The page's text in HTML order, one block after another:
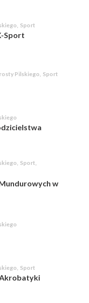
, Sport
Sport
Pilskiego, Sport
, Sport,
w
, Sport